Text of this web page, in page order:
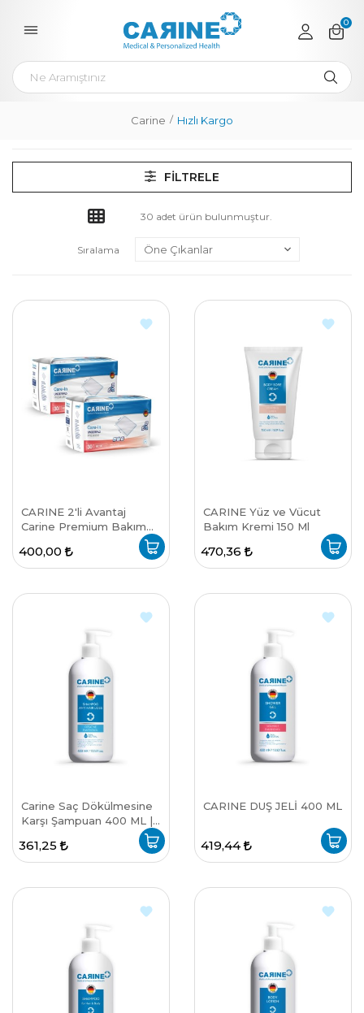
0
Carine Hızlı Kargo
FILTRELE
30 adet ürün bulunmuştur.
Sıralama
CARINE 2'li Avantaj
Carine Premium Bakım
Örtüsü 60*90 1000 ML
400,00
CARINE Yüz ve Vücut
Bakım Kremi 150 Ml
470,36
Carine Saç Dökülmesine
Karşı Şampuan 400 ML |
361,25
CARINE DUŞ JELİ 400 ML
419,44